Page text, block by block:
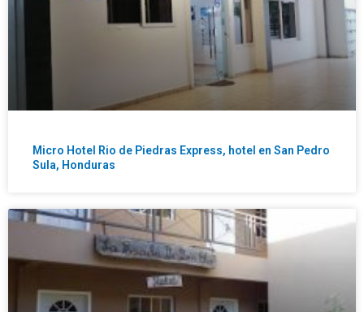
Micro Hotel Rio de Piedras Express, hotel en San Pedro
Sula, Honduras